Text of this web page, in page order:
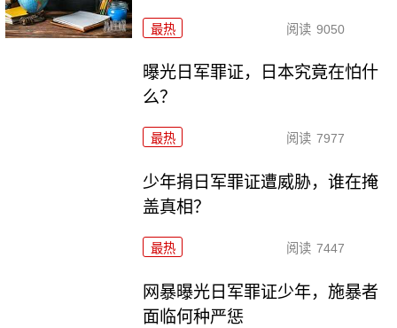
最热 阅读 9050
曝光日军罪证，日本究竟在怕什
么？
最热 阅读 7977
少年捐日军罪证遭威胁，谁在掩
盖真相？
最热 阅读 7447
网暴曝光日军罪证少年，施暴者
面临何种严惩